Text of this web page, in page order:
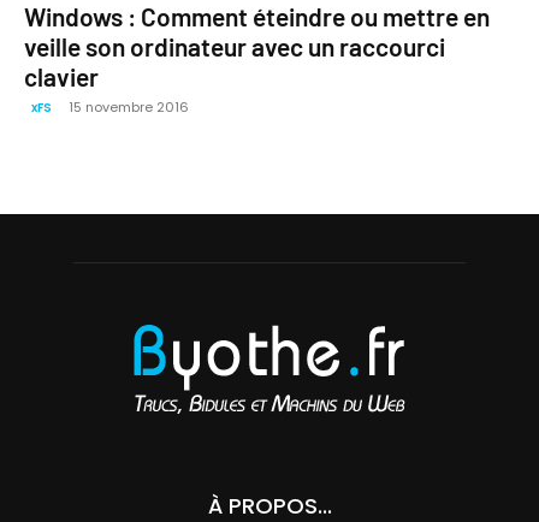
Windows : Comment éteindre ou mettre en
veille son ordinateur avec un raccourci
clavier
xFS 15 novembre 2016
À PROPOS...